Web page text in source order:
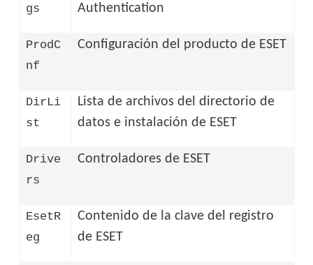
gs
Authentication
ProdC
nf
Configuración del producto de ESET
DirLi
st
Lista de archivos del directorio de
datos e instalación de ESET
Drive
rs
Controladores de ESET
EsetR
eg
Contenido de la clave del registro
de ESET